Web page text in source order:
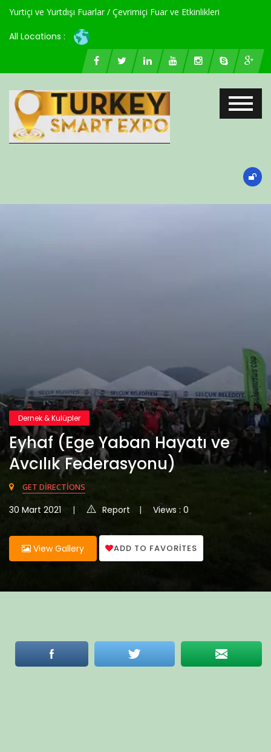
Yurtiçi ve Yurtdışı Fuarlar / Çevrimiçi Fuar ve Etkinlikleri
All Locations :
Dernek & Kulüpler
Eyhaf (Ege Yaban Hayatı ve
Avcılık Federasyonu)
GET DIRECTIONS
30 Mart 2021 Report Views : 0
View Gallery ADD TO FAVORITES